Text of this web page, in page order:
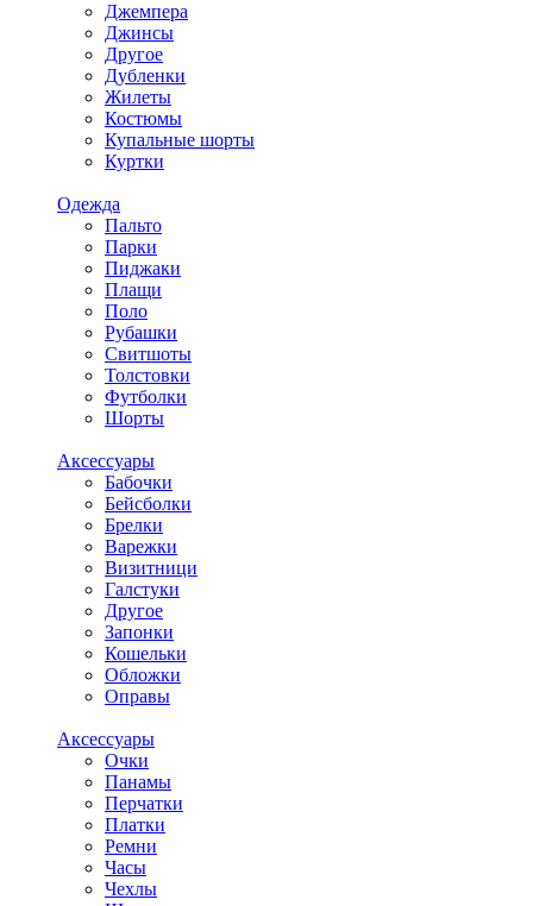
Джемпера
Джинсы
Другое
Дубленки
Жилеты
Костюмы
Купальные шорты
Куртки
Одежда
Пальто
Парки
Пиджаки
Плащи
Поло
Рубашки
Свитшоты
Толстовки
Футболки
Шорты
Аксессуары
Бабочки
Бейсболки
Брелки
Варежки
Визитници
Галстуки
Другое
Запонки
Кошельки
Обложки
Оправы
Аксессуары
Очки
Панамы
Перчатки
Платки
Ремни
Часы
Чехлы